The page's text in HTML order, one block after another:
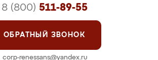
8 (800) 511-89-55
ОБРАТНЫЙ ЗВОНОК
corp-renessans@yandex.ru